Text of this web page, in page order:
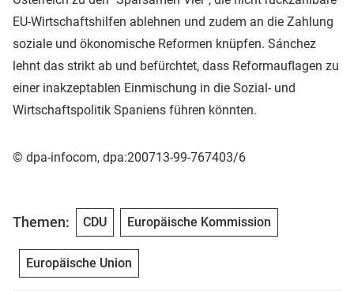
EU-Wirtschaftshilfen ablehnen und zudem an die Zahlung
soziale und ökonomische Reformen knüpfen. Sánchez
lehnt das strikt ab und befürchtet, dass Reformauflagen zu
einer inakzeptablen Einmischung in die Sozial- und
Wirtschaftspolitik Spaniens führen könnten.
© dpa-infocom, dpa:200713-99-767403/6
Themen: CDU Europäische Kommission
Europäische Union